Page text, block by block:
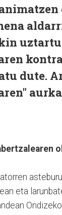
dute.
eta